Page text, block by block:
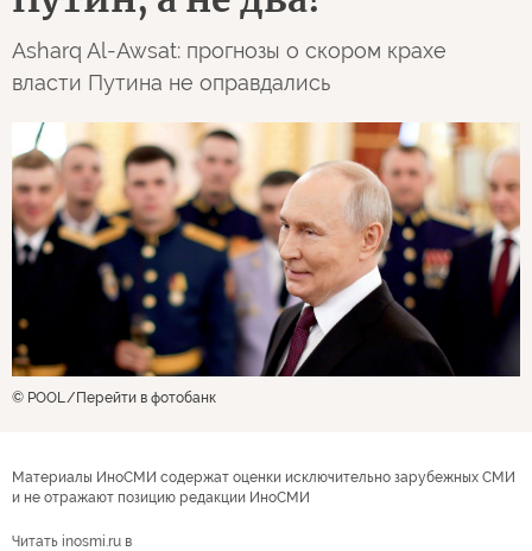
Asharq Al-Awsat: прогнозы о скором крахе
власти Путина не оправдались
© POOL Перейти в фотобанк
Материалы ИноСМИ содержат оценки исключительно зарубежных СМИ
и не отражают позицию редакции ИноСМИ
Читать inosmi.ru в